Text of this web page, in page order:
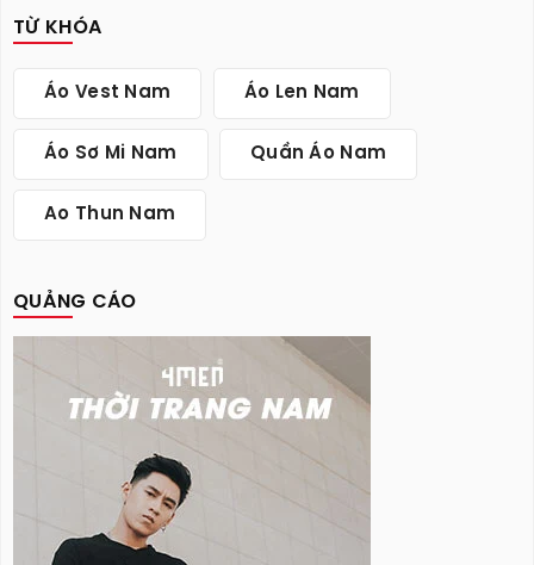
TỪ KHÓA
Áo Vest Nam Áo Len Nam
Áo Sơ Mi Nam Quần Áo Nam
Ao Thun Nam
QUẢNG CÁO